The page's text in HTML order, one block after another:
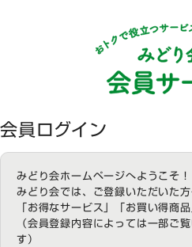
会員ログイン
みどり会ホームページへようこそ！
みどり会では、ご登録いただいた
「お得なサービス」「お買い得商
（会員登録内容によっては一部ご
す）